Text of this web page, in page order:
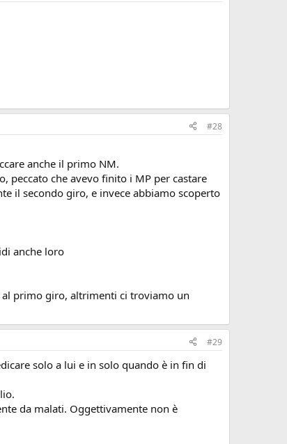
#28
anche il primo NM.
peccato che avevo finito i MP per castare
il secondo giro, e invece abbiamo scoperto
anche loro
primo giro, altrimenti ci troviamo un
#29
solo a lui e in solo quando è in fin di
da malati. Oggettivamente non è